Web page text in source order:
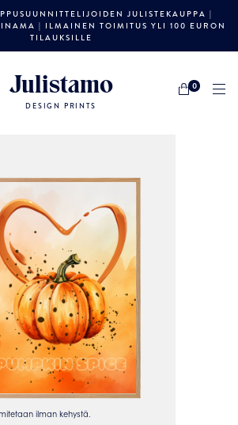
JULISTEKAUPPA |
| ILMAINEN TOIMITUS YLI 100 EURON
TILAUKSILLE
Julistamo
DESIGN PRINTS
0